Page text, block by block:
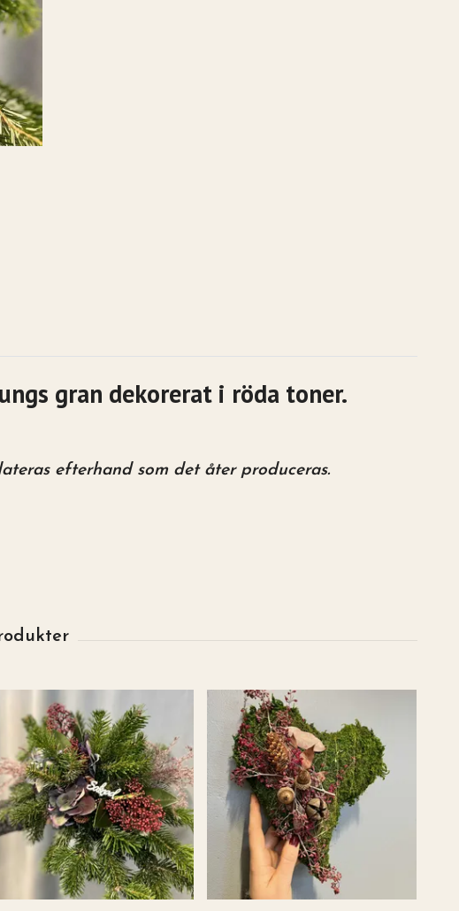
gran dekorerat i röda toner.
efterhand som det åter produceras.